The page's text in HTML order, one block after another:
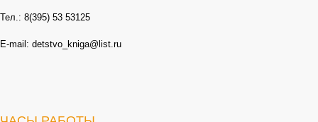
Тел.: 8(395) 53 53125
E-mail: detstvo_kniga@list.ru